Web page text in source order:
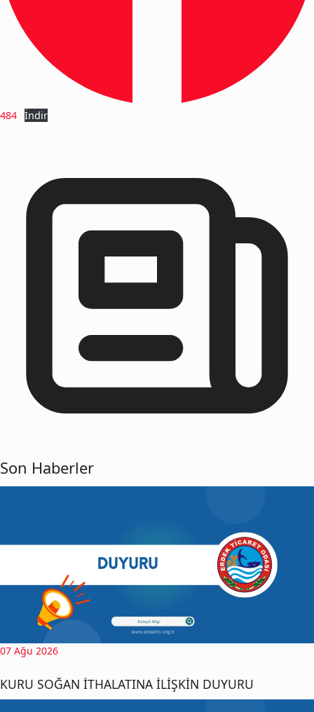
484 İndir
Son Haberler
07 Ağu 2026
KURU SOĞAN İTHALATINA İLİŞKİN DUYURU